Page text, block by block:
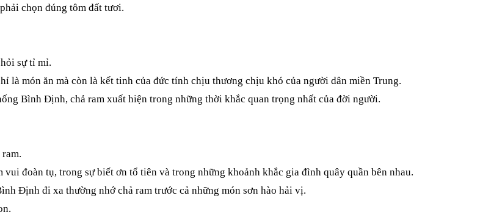
chọn đúng tôm đất tươi.
sự tỉ mỉ.
là món ăn mà còn là kết tinh của đức tính chịu thương chịu khó của người dân miền Trung.
Bình Định, chả ram xuất hiện trong những thời khắc quan trọng nhất của đời người.
vui đoàn tụ, trong sự biết ơn tổ tiên và trong những khoảnh khắc gia đình quây quần bên nhau.
Định đi xa thường nhớ chả ram trước cả những món sơn hào hải vị.